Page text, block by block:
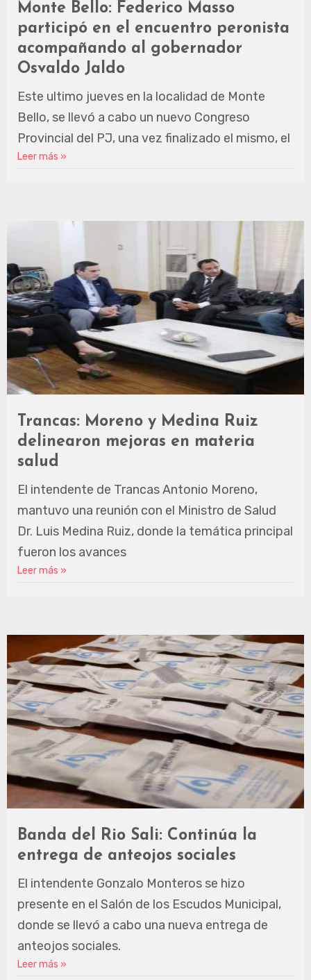
Monte Bello: Federico Masso
participó en el encuentro peronista
acompañando al gobernador
Osvaldo Jaldo
Este ultimo jueves en la localidad de Monte
Bello, se llevó a cabo un nuevo Congreso
Provincial del PJ, una vez finalizado el mismo, el
Leer más »
Trancas: Moreno y Medina Ruiz
delinearon mejoras en materia
salud
El intendente de Trancas Antonio Moreno,
mantuvo una reunión con el Ministro de Salud
Dr. Luis Medina Ruiz, donde la temática principal
fueron los avances
Leer más »
Banda del Rio Sali: Continúa la
entrega de anteojos sociales
El intendente Gonzalo Monteros se hizo
presente en el Salón de los Escudos Municipal,
donde se llevó a cabo una nueva entrega de
anteojos sociales.
Leer más »